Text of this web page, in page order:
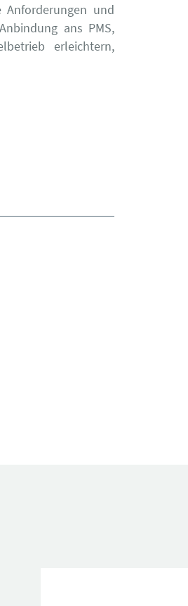
und
ans PMS,
erleichtern,